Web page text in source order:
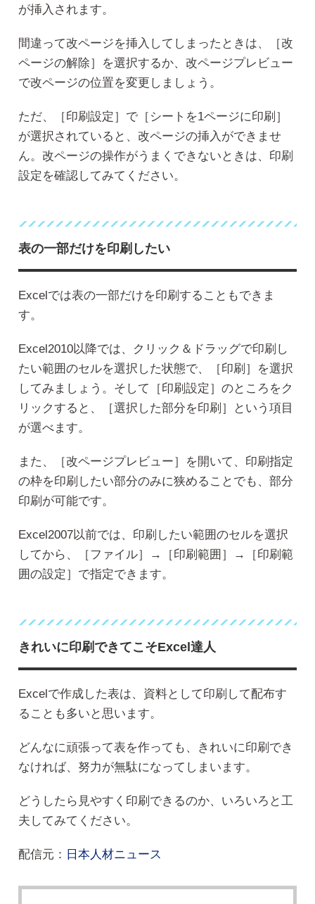
が挿入されます。
間違って改ページを挿入してしまったときは、［改
ページの解除］を選択するか、改ページプレビュー
で改ページの位置を変更しましょう。
ただ、［印刷設定］で［シートを1ページに印刷］
が選択されていると、改ページの挿入ができませ
ん。改ページの操作がうまくできないときは、印刷
設定を確認してみてください。
表の一部だけを印刷したい
Excelでは表の一部だけを印刷することもできま
す。
Excel2010以降では、クリック＆ドラッグで印刷し
たい範囲のセルを選択した状態で、［印刷］を選択
してみましょう。そして［印刷設定］のところをク
リックすると、［選択した部分を印刷］という項目
が選べます。
また、［改ページプレビュー］を開いて、印刷指定
の枠を印刷したい部分のみに狭めることでも、部分
印刷が可能です。
Excel2007以前では、印刷したい範囲のセルを選択
してから、［ファイル］→［印刷範囲］→［印刷範
囲の設定］で指定できます。
きれいに印刷できてこそExcel達人
Excelで作成した表は、資料として印刷して配布す
ることも多いと思います。
どんなに頑張って表を作っても、きれいに印刷でき
なければ、努力が無駄になってしまいます。
どうしたら見やすく印刷できるのか、いろいろと工
夫してみてください。
配信元： 日本人材ニュース